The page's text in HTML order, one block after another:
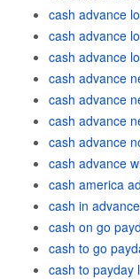
cash advance
cash advance
cash advance
cash advance
cash advance
cash advance
cash advance
cash advance
cash america
cash in
cash on go
cash to go
cash to payday